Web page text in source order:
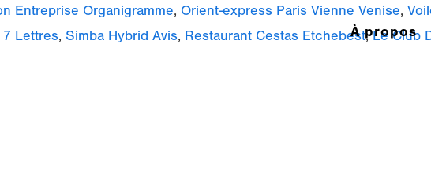
Entreprise Organigramme, Orient-express Paris Vienne Venise,
7 Lettres, Simba Hybrid Avis, Restaurant Cestas Etchebest,Le Club
À propos